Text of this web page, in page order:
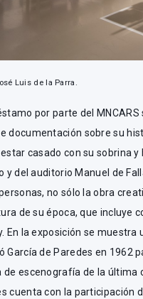
Luis de la Parra.
por parte del
documentación sobre su
casado con su sobrina
y del auditorio Manuel de
no sólo la obra
de su época, que incluye
En la exposición se
García de Paredes en 1962
escenografía de la última
cuenta con la participación